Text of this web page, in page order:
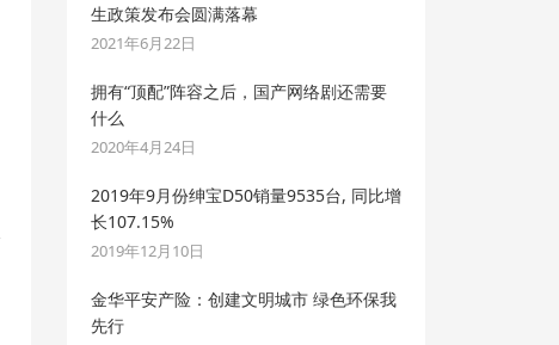
生政策发布会圆满落幕
2021年6月22日
拥有“顶配”阵容之后，国产网络剧还需要
什么
2020年4月24日
2019年9月份绅宝D50销量9535台, 同比增
长107.15%
2019年12月10日
金华平安产险：创建文明城市 绿色环保我
先行